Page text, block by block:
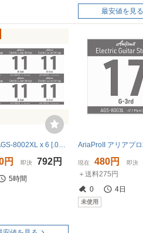
最安値を見る
円 即決 792円
5時間
現在 480円 即決
＋送料275円
0
4日
未使用